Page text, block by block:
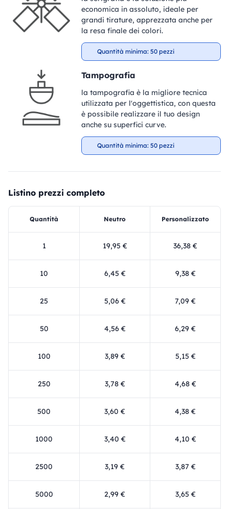
economica in assoluto, ideale per
grandi tirature, apprezzata anche per
la resa finale dei colori.
Quantità minima: 50 pezzi
Tampografia
la tampografia è la migliore tecnica
utilizzata per l'oggettistica, con questa
è possibile realizzare il tuo design
anche su superfici curve.
Quantità minima: 50 pezzi
Listino prezzi completo
Quantità Neutro Personalizzato
1 19,95 € 36,38 €
10 6,45 € 9,38 €
25 5,06 € 7,09 €
50 4,56 € 6,29 €
100 3,89 € 5,15 €
250 3,78 € 4,68 €
500 3,60 € 4,38 €
1000 3,40 € 4,10 €
2500 3,19 € 3,87 €
5000 2,99 € 3,65 €